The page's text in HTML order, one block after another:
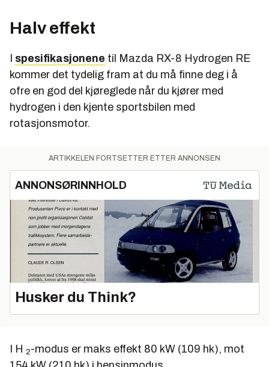
Halv effekt
I spesifikasjonene til Mazda RX-8 Hydrogen RE
kommer det tydelig fram at du må finne deg i å
ofre en god del kjøreglede når du kjører med
hydrogen i den kjente sportsbilen med
rotasjonsmotor.
ARTIKKELEN FORTSETTER ETTER ANNONSEN
ANNONSØRINNHOLD
Husker du Think?
I H 2-modus er maks effekt 80 kW (109 hk), mot